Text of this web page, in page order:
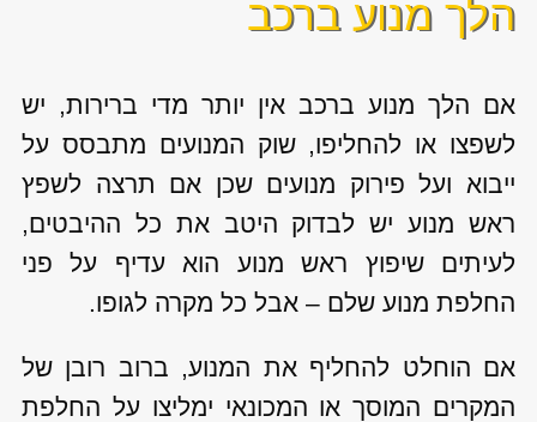
הלך מנוע ברכב
אם הלך מנוע ברכב אין יותר מדי ברירות, יש
לשפצו או להחליפו, שוק המנועים מתבסס על
ייבוא ועל פירוק מנועים שכן אם תרצה לשפץ
ראש מנוע יש לבדוק היטב את כל ההיבטים,
לעיתים שיפוץ ראש מנוע הוא עדיף על פני
החלפת מנוע שלם – אבל כל מקרה לגופו.
אם הוחלט להחליף את המנוע, ברוב רובן של
המקרים המוסך או המכונאי ימליצו על החלפת